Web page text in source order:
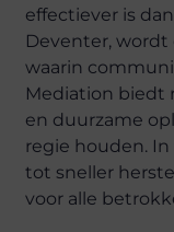
effectiever is
Deventer,
waarin
Mediation biedt
en duurzame
regie houden.
tot sneller
voor alle